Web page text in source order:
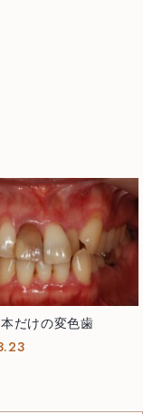
だけの変色歯